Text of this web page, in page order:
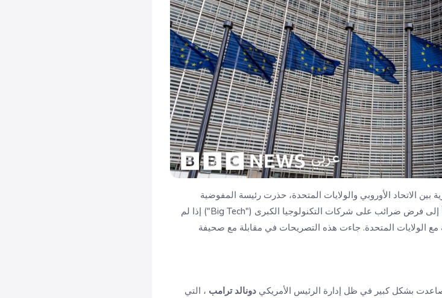
الاتحاد الأوروبي والولايات المتحدة، حذرت رئيسة المفوضية
، من أن الاتحاد قد يلجأ إلى فرض ضرائب على شركات التكنولوجيا الكبرى ("Big Tech") إذا لم
مع الولايات المتحدة. جاءت هذه التصريحات في مقابلة مع صحيفة
بشكل كبير في ظل إدارة الرئيس الأمريكي دونالد ترامب ، التي